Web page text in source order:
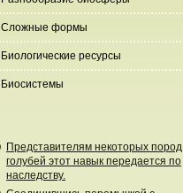
Сложные формы
Биологические ресурсы
Биосистемы
Представителям некоторых пород
голубей этот навык передается по
наследству.